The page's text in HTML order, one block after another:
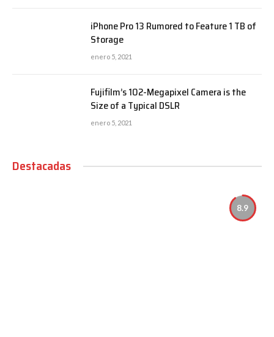
iPhone Pro 13 Rumored to Feature 1 TB of
Storage
enero 5, 2021
Fujifilm’s 102-Megapixel Camera is the
Size of a Typical DSLR
enero 5, 2021
Destacadas
8.9